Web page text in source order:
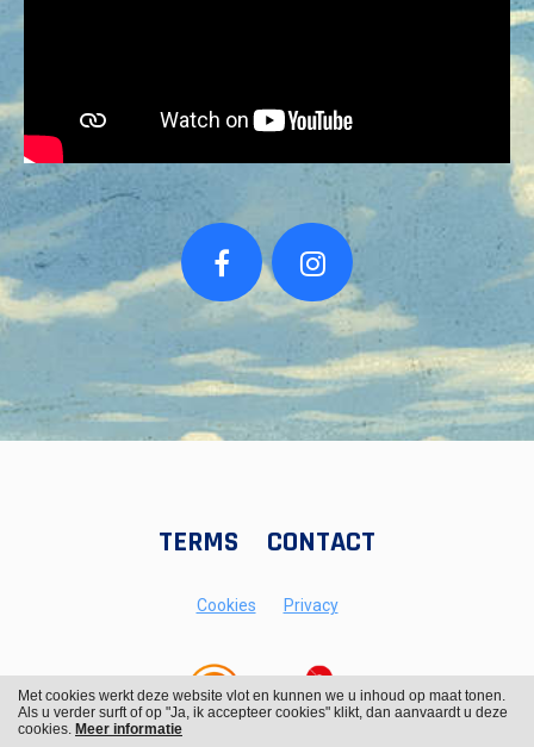
TERMS CONTACT
Cookies Privacy
Met cookies werkt deze website vlot en kunnen we u inhoud op maat tonen.
Als u verder surft of op "Ja, ik accepteer cookies" klikt, dan aanvaardt u deze
cookies. Meer informatie